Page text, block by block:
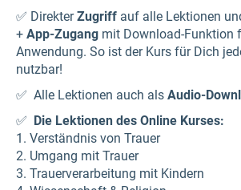
✅ DirekterZugriff auf alle Lektionen
+ App-Zugang mit Download-Funktion
Anwendung. So ist der Kurs für Dich
nutzbar!
✅ Alle Lektionen auch als Audio-
✅ Die Lektionen des Online Kurses:
1. Verständnis von Trauer
2. Umgang mit Trauer
3. Trauerverarbeitung mit Kindern